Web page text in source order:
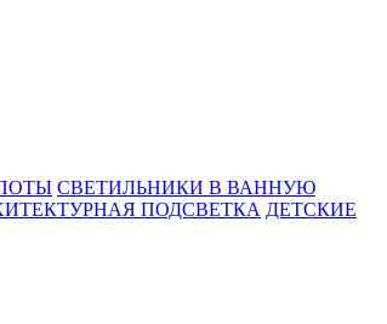
СВЕТИЛЬНИКИ В ВАННУЮ
ПОДСВЕТКА ДЕТСКИЕ